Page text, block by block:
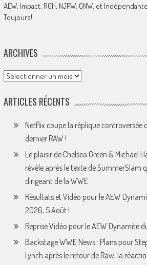
AEW, Impact, ROH, NJPW, GNW, et
Toujours!
ARCHIVES
Archives
ARTICLES RÉCENTS
Netflix coupe la réplique controversée
dernier RAW !
Le plaisir de Chelsea Green & Michael
révèle après le texte de SummerSlam
dirigeant de la WWE
Résultats et Vidéo pour le AEW
2026, 5 Août !
Reprise Vidéo pour le AEW Dynamite
Backstage WWE News : Plans pour
Lynch après le retour de Raw, la